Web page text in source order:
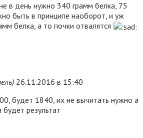
в день нужно 340 грамм белка, 75
быть в принципе наоборот, и уж
белка, а то почки отвалятся
26.11.2016 в 15:40
будет 1840, их не вычитать нужно а
результат